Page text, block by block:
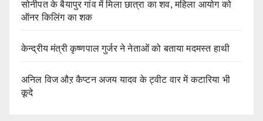
सोनीपत के बैयापुर गांव में मिला छात्रा का शव, महिला आयोग को
ऑनर किलिंग का शक
केन्द्रीय मंत्री कृष्णपाल गुर्जर ने नेताओं को बताया मदमस्त हाथी
अनिल विज औऱ कैप्टन अजय यादव के ट्वीट वार में कटारिया भी
कूदे